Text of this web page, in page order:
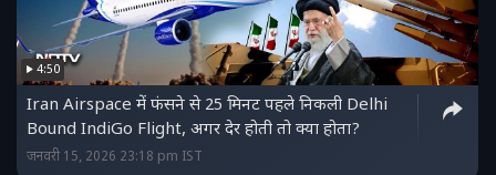
4:50
Iran Airspace में फंसने से 25 मिनट पहले निकली Delhi
Bound IndiGo Flight, अगर देर होती तो क्या होता?
जनवरी 15, 2026 23:18 pm IST